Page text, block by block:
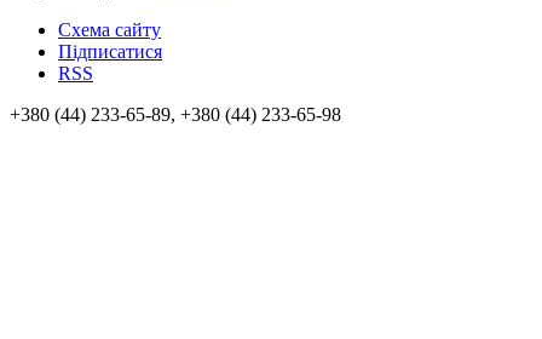
Схема сайту
Підписатися
RSS
+380 (44) 233-65-89, +380 (44) 233-65-98